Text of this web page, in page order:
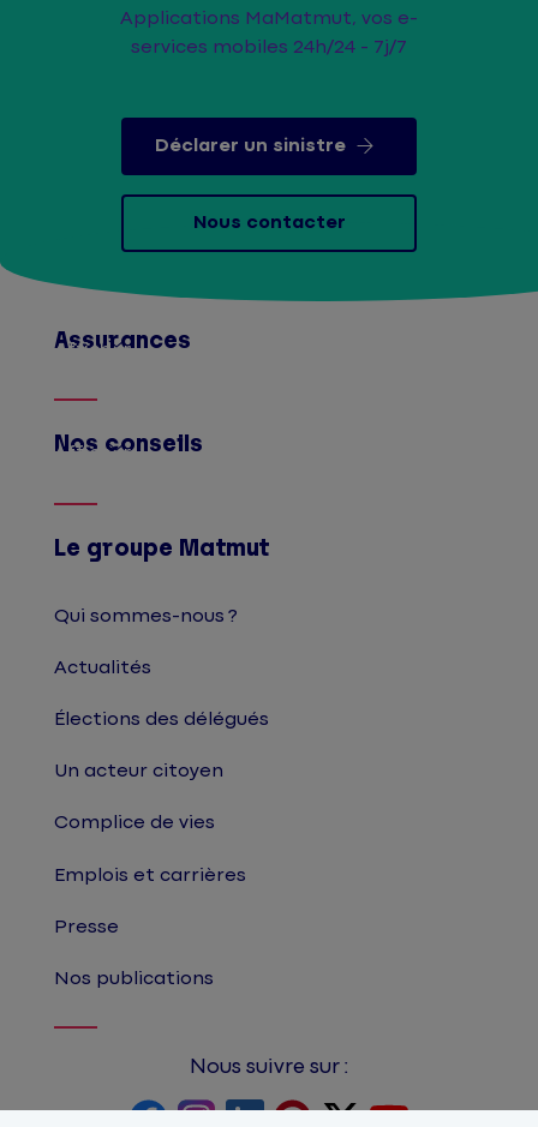
Applications MaMatmut, vos e-
services mobiles 24h/24 - 7j/7
Déclarer un sinistre
Nous contacter
Assurances
Afficher
Nos conseils
Afficher
Le groupe Matmut
Qui sommes-nous ?
Actualités
Élections des délégués
Un acteur citoyen
Complice de vies
Emplois et carrières
Presse
Nos publications
Nous suivre sur :